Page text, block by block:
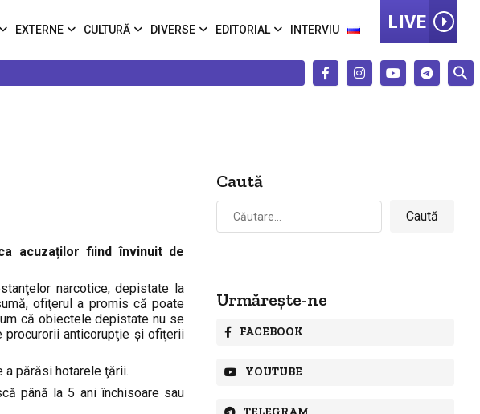
EXTERNE CULTURĂ DIVERSE EDITORIAL INTERVIU LIVE
acuzaților fiind învinuit de
narcotice, depistate la
ofiţerul a promis că poate
că obiectele depistate nu se
anticorupţie şi ofiţerii
a părăsi hotarele ţării.
până la 5 ani închisoare sau
Caută
Caută
după:
Urmărește-ne
FACEBOOK
YOUTUBE